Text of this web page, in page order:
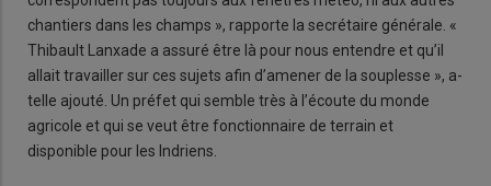
chantiers dans les champs », rapporte la secrétaire générale. «
Thibault Lanxade a assuré être là pour nous entendre et qu’il
allait travailler sur ces sujets afin d’amener de la souplesse », a-
telle ajouté. Un préfet qui semble très à l’écoute du monde
agricole et qui se veut être fonctionnaire de terrain et
disponible pour les Indriens.